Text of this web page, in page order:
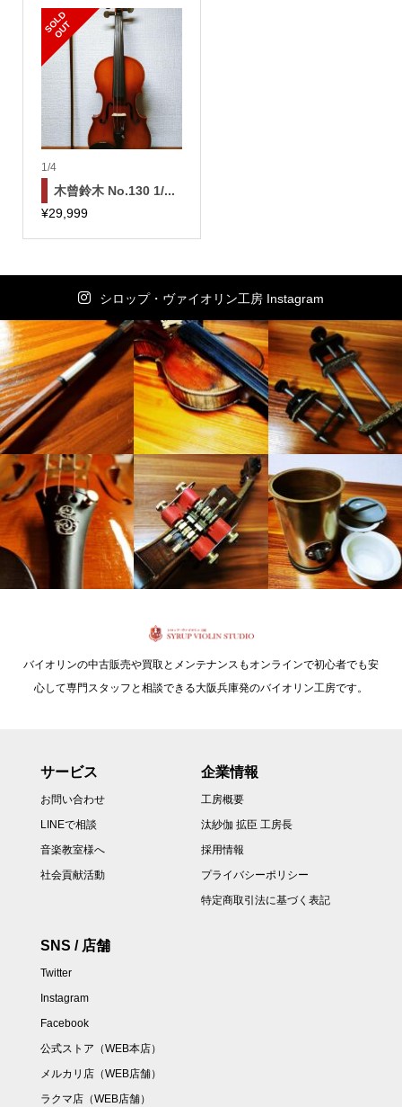
S
O
L
D
O
U
T
1/4
木曾鈴木 No.130 1/...
¥29,999
シロップ・ヴァイオリン工房 Instagram
バイオリンの中古販売や買取とメンテナンスもオンラインで初心者でも安
心して専門スタッフと相談できる大阪兵庫発のバイオリン工房です。
サービス
お問い合わせ
LINEで相談
音楽教室様へ
社会貢献活動
企業情報
工房概要
汰紗伽 拡臣 工房長
採用情報
プライバシーポリシー
特定商取引法に基づく表記
SNS / 店舗
Twitter
Instagram
Facebook
公式ストア（WEB本店）
メルカリ店（WEB店舗）
ラクマ店（WEB店舗）